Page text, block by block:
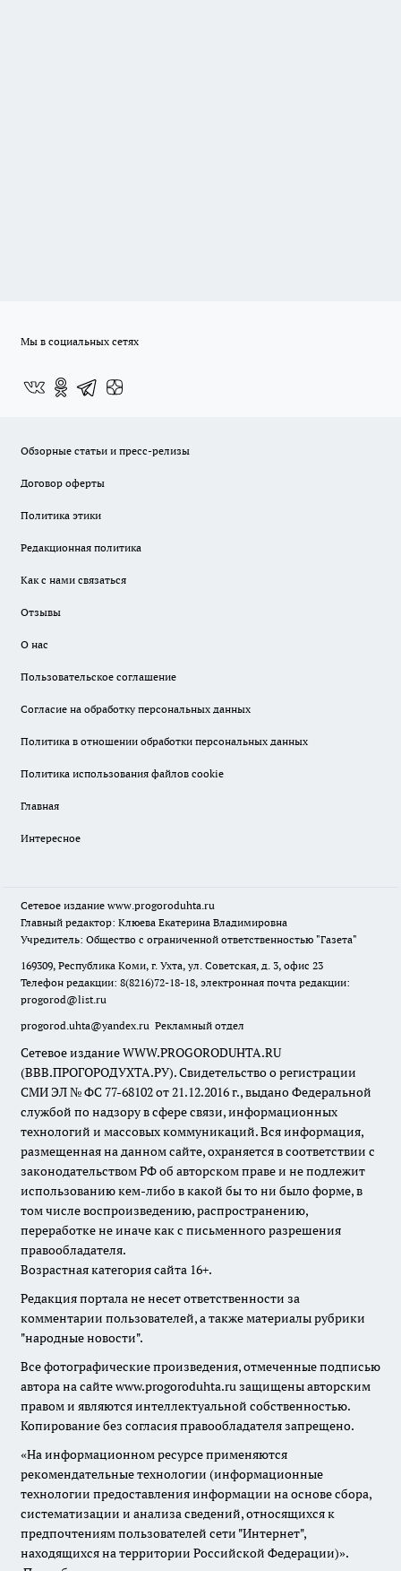
Мы в социальных сетях
Обзорные статьи и пресс-релизы
Договор оферты
Политика этики
Редакционная политика
Как с нами связаться
Отзывы
О нас
Пользовательское соглашение
Согласие на обработку персональных данных
Политика в отношении обработки персональных данных
Политика использования файлов cookie
Главная
Интересное
Сетевое издание www.progoroduhta.ru
Главный редактор: Клюева Екатерина Владимировна
Учредитель: Общество с ограниченной ответственностью "Газета"
169309, Республика Коми, г. Ухта, ул. Советская, д. 3, офис 23
Телефон редакции: 8(8216)72-18-18, электронная почта редакции:
progorod@list.ru
progorod.uhta@yandex.ru Рекламный отдел
Сетевое издание WWW.PROGORODUHTA.RU
(ВВВ.ПРОГОРОДУХТА.РУ). Свидетельство о регистрации
СМИ ЭЛ № ФС 77-68102 от 21.12.2016 г., выдано Федеральной
службой по надзору в сфере связи, информационных
технологий и массовых коммуникаций. Вся информация,
размещенная на данном сайте, охраняется в соответствии с
законодательством РФ об авторском праве и не подлежит
использованию кем-либо в какой бы то ни было форме, в
том числе воспроизведению, распространению,
переработке не иначе как с письменного разрешения
правообладателя.
Возрастная категория сайта 16+.
Редакция портала не несет ответственности за
комментарии пользователей, а также материалы рубрики
"народные новости".
Все фотографические произведения, отмеченные подписью
автора на сайте www.progoroduhta.ru защищены авторским
правом и являются интеллектуальной собственностью.
Копирование без согласия правообладателя запрещено.
«На информационном ресурсе применяются
рекомендательные технологии (информационные
технологии предоставления информации на основе сбора,
систематизации и анализа сведений, относящихся к
предпочтениям пользователей сети "Интернет",
находящихся на территории Российской Федерации)».